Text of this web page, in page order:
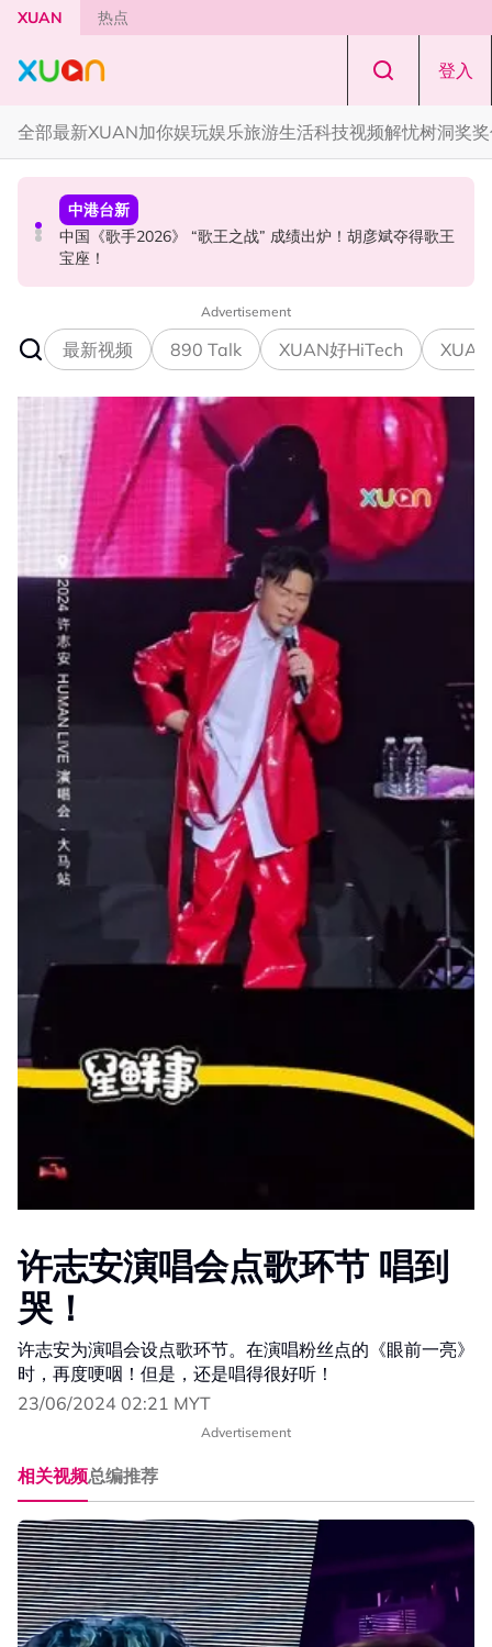
Skip to main content
XUAN 热点
登入
全部最新XUAN加你娱玩娱乐旅游生活科技视频解忧树洞奖
中港台新
中国《歌手2026》 “歌王之战” 成绩出炉！胡彦斌夺得歌王
宝座！
国际星闻
YG大楼遭女粉持高尔夫球杆猛砸！BLACKPINK 10周年最
新进展曝光！
中港台新
Jaclyn Victor现身《歌手2026》现场！遭粉丝野生捕获要
求合照！
Advertisement
最新视频 890 Talk XUAN好HiTech
许志安演唱会点歌环节 唱到
哭！
许志安为演唱会设点歌环节。在演唱粉丝点的《眼前一亮》
时，再度哽咽！但是，还是唱得很好听！
23/06/2024 02:21 MYT
Advertisement
相关视频总编推荐